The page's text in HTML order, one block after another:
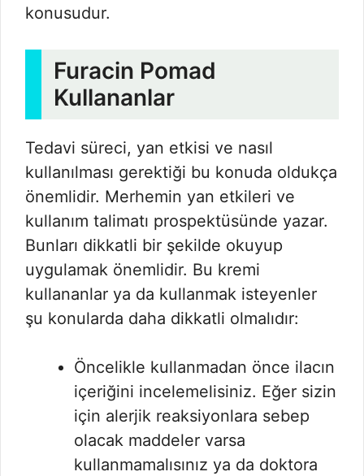
konusudur.
Furacin Pomad
Kullananlar
Tedavi süreci, yan etkisi ve nasıl
kullanılması gerektiği bu konuda oldukça
önemlidir. Merhemin yan etkileri ve
kullanım talimatı prospektüsünde yazar.
Bunları dikkatli bir şekilde okuyup
uygulamak önemlidir. Bu kremi
kullananlar ya da kullanmak isteyenler
şu konularda daha dikkatli olmalıdır:
Öncelikle kullanmadan önce ilacın
içeriğini incelemelisiniz. Eğer sizin
için alerjik reaksiyonlara sebep
olacak maddeler varsa
kullanmamalısınız ya da doktora